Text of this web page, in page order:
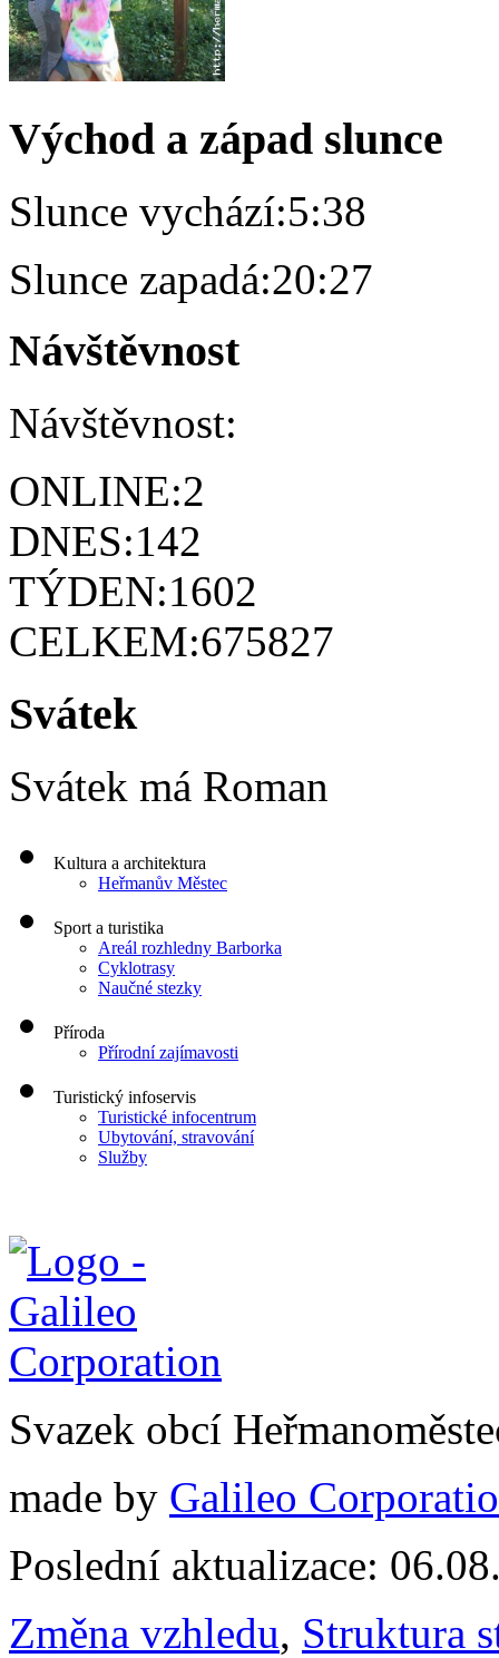
Východ a západ slunce
Slunce vychází:5:38
Slunce zapadá:20:27
Návštěvnost
Návštěvnost:
ONLINE:2
DNES:142
TÝDEN:1602
CELKEM:675827
Svátek
Svátek má Roman
Kultura a architektura
Heřmanův Městec
Sport a turistika
Areál rozhledny Barborka
Cyklotrasy
Naučné stezky
Příroda
Přírodní zajímavosti
Turistický infoservis
Turistické infocentrum
Ubytování, stravování
Služby
Svazek obcí
made by Galileo
Poslední aktualizace:
Změna vzhledu, Struktura